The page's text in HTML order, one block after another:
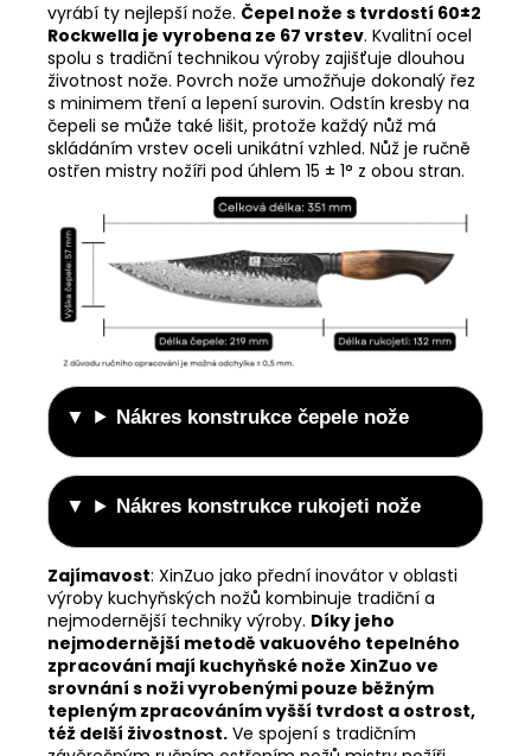
vyrábí ty nejlepší nože. Čepel nože s tvrdostí 60±2
Rockwella je vyrobena ze 67 vrstev. Kvalitní ocel
spolu s tradiční technikou výroby zajišťuje dlouhou
životnost nože. Povrch nože umožňuje dokonalý řez
s minimem tření a lepení surovin. Odstín kresby na
čepeli se může také lišit, protože každý nůž má
skládáním vrstev oceli unikátní vzhled. Nůž je ručně
ostřen mistry nožíři pod úhlem 15 ± 1° z obou stran.
Nákres konstrukce čepele nože
Nákres konstrukce rukojeti nože
Zajímavost: XinZuo jako přední inovátor v oblasti
výroby kuchyňských nožů kombinuje tradiční a
nejmodernější techniky výroby. Díky jeho
nejmodernější metodě vakuového tepelného
zpracování mají kuchyňské nože XinZuo ve
srovnání s noži vyrobenými pouze běžným
tepleným zpracováním vyšší tvrdost a ostrost,
též delší živostnost. Ve spojení s tradičním